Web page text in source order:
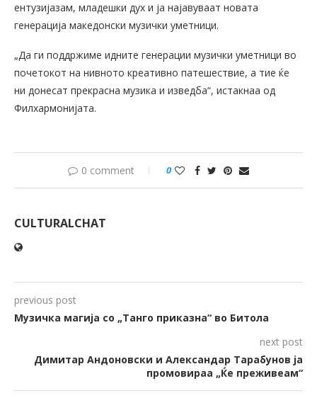
ентузијазам, младешки дух и ја најавуваат новата
генерација македонски музички уметници.
„Да ги поддржиме идните генерации музички уметници во
почетокот на нивното креативно патешествие, а тие ќе
ни донесат прекрасна музика и изведба“, истакнаа од
Филхармонијата.
0 comment 0
CULTURALCHAT
previous post
Музичка магија со „Танго приказна“ во Битола
next post
Димитар Андоновски и Александар Тарабунов ја
промовираа „Ќе преживеам“